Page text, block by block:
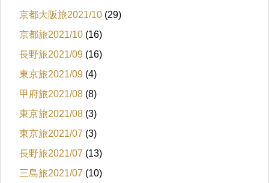
京都大阪旅2021/10 (29)
京都旅2021/10 (16)
長野旅2021/09 (16)
東京旅2021/09 (4)
甲府旅2021/08 (8)
東京旅2021/08 (3)
東京旅2021/07 (3)
長野旅2021/07 (13)
三島旅2021/07 (10)